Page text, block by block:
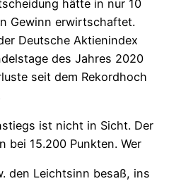
hätte in nur 10
Gewinn erwirtschaftet.
Deutsche Aktienindex
des Jahres 2020
seit dem Rekordhoch
ist nicht in Sicht. Der
bei 15.200 Punkten. Wer
den Leichtsinn besaß, ins